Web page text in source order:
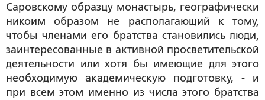
Саровскому образцу монастырь, географически
никоим образом не располагающий к тому,
чтобы членами его братства становились люди,
заинтересованные в активной просветительской
деятельности или хотя бы имеющие для этого
необходимую академическую подготовку, - и
при всем этом именно из числа этого братства